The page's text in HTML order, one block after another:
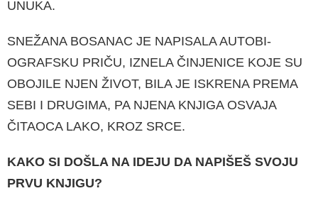
UNUKA.
SNEŽANA BOSANAC JE NAPISALA AUTOBI­
OGRAFSKU PRIČU, IZNELA ČINJENICE KOJE SU
OBOJILE NJEN ŽIVOT, BILA JE ISKRENA PREMA
SEBI I DRUGIMA, PA NJENA KNJIGA OSVAJA
ČITAOCA LAKO, KROZ SRCE.
KAKO SI DOŠLA NA IDEJU DA NAPIŠEŠ SVOJU
PRVU KNJIGU?